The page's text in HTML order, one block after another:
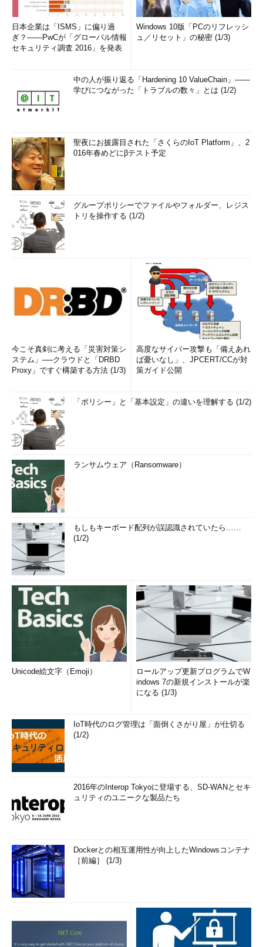
日本企業は「ISMS」に偏り過
ぎ？――PwCが「グローバル情報
セキュリティ調査 2016」を発表
Windows 10版「PCのリフレッシ
ュ／リセット」の秘密 (1/3)
中の人が振り返る「Hardening 10 ValueChain」――
学びにつながった「トラブルの数々」とは (1/2)
聖夜にお披露目された「さくらのIoT Platform」、2
016年春めどにβテスト予定
グループポリシーでファイルやフォルダー、レジス
トリを操作する (1/2)
今こそ真剣に考える「災害対策シ
ステム」──クラウドと「DRBD
Proxy」ですぐ構築する方法 (1/3)
高度なサイバー攻撃も「備えあれ
ば憂いなし」、JPCERT/CCが対
策ガイド公開
「ポリシー」と「基本設定」の違いを理解する (1/2)
ランサムウェア（Ransomware）
もしもキーボード配列が誤認識されていたら……
(1/2)
Unicode絵文字（Emoji）
ロールアップ更新プログラムでW
indows 7の新規インストールが楽
になる (1/3)
IoT時代のログ管理は「面倒くさがり屋」が仕切る
(1/2)
2016年のInterop Tokyoに登場する、SD-WANとセキ
ュリティのユニークな製品たち
Dockerとの相互運用性が向上したWindowsコンテナ
［前編］ (1/3)